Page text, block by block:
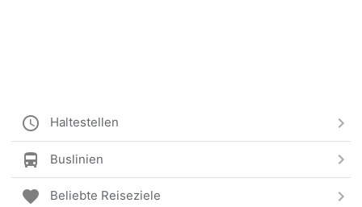
Haltestellen
Buslinien
Beliebte Reiseziele